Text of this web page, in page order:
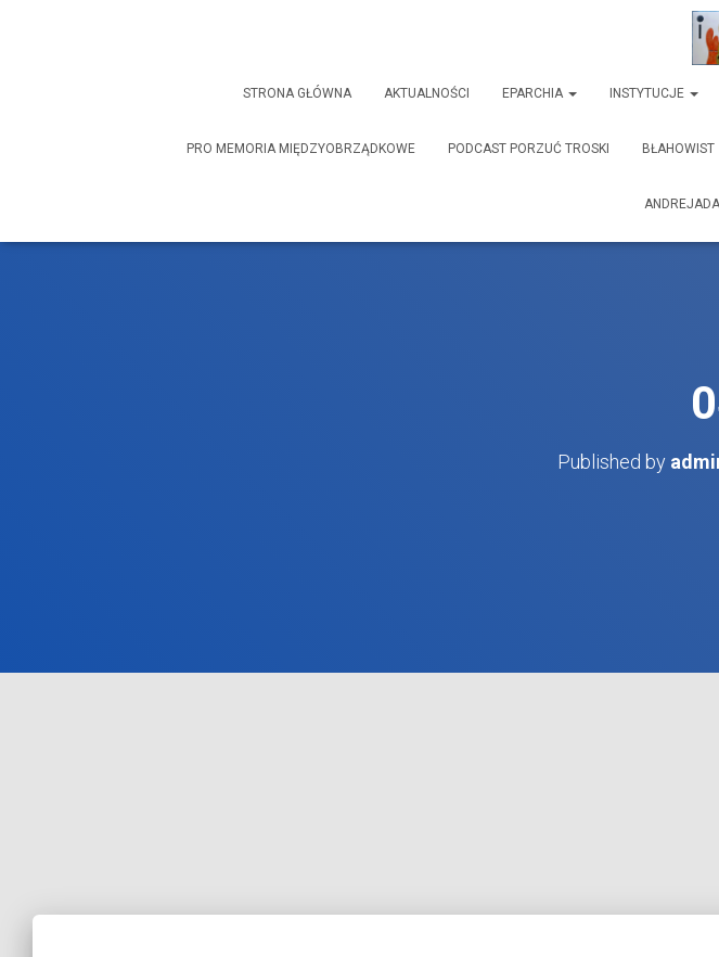
STRONA GŁÓWNA AKTUALNOŚCI EPARCHIA INSTYTUCJE
PRO MEMORIA MIĘDZYOBRZĄDKOWE PODCAST PORZUĆ TROSKI BŁAHOWIST
Published by